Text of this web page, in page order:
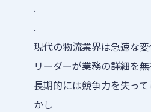
.
.
現代の物流業界は急速な
リーダーが業務の詳細を
長期的には競争力を失っ
かし